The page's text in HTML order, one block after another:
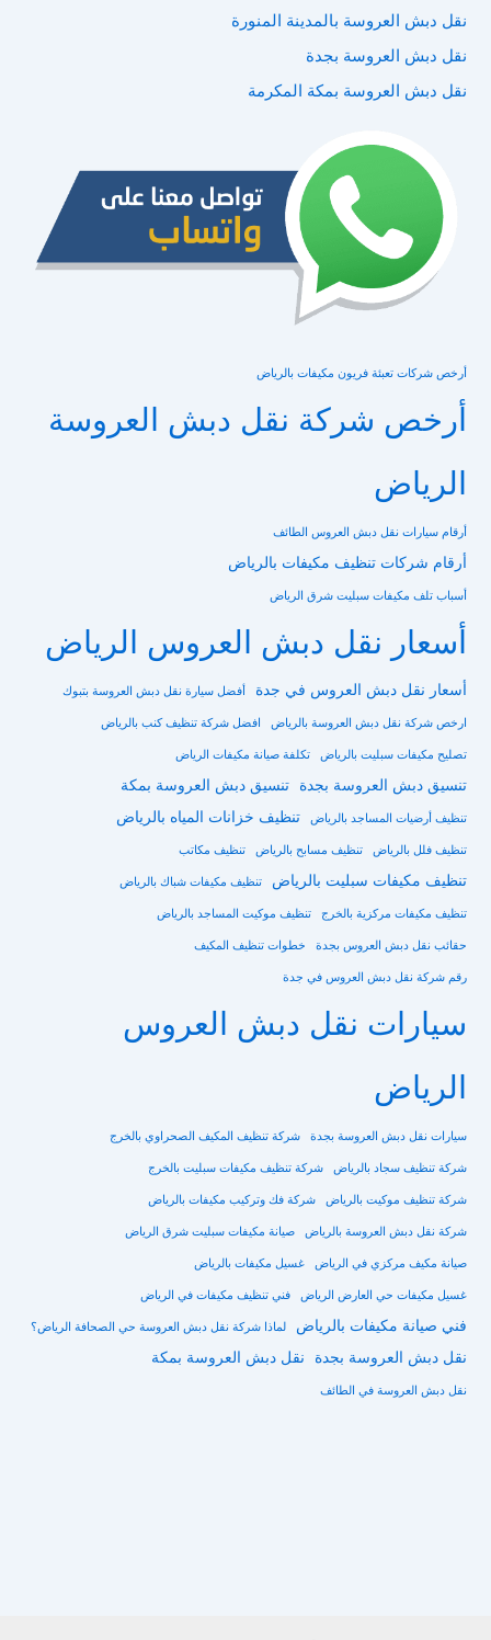
نقل دبش العروسة بالمدينة المنورة
نقل دبش العروسة بجدة
نقل دبش العروسة بمكة المكرمة
أرخص شركات تعبئة فريون مكيفات بالرياض
أرخص شركة نقل دبش العروسة
الرياض
أرقام سيارات نقل دبش العروس الطائف
أرقام شركات تنظيف مكيفات بالرياض
أسباب تلف مكيفات سبليت شرق الرياض
أسعار نقل دبش العروس الرياض
أسعار نقل دبش العروس في جدة أفضل سيارة نقل دبش العروسة بتبوك
ارخص شركة نقل دبش العروسة بالرياض افضل شركة تنظيف كنب بالرياض
تصليح مكيفات سبليت بالرياض تكلفة صيانة مكيفات الرياض
تنسيق دبش العروسة بجدة تنسيق دبش العروسة بمكة
تنظيف أرضيات المساجد بالرياض تنظيف خزانات المياه بالرياض
تنظيف فلل بالرياض تنظيف مسابح بالرياض تنظيف مكاتب
تنظيف مكيفات سبليت بالرياض تنظيف مكيفات شباك بالرياض
تنظيف مكيفات مركزية بالخرج تنظيف موكيت المساجد بالرياض
حقائب نقل دبش العروس بجدة خطوات تنظيف المكيف
رقم شركة نقل دبش العروس في جدة
سيارات نقل دبش العروس
الرياض
سيارات نقل دبش العروسة بجدة شركة تنظيف المكيف الصحراوي بالخرج
شركة تنظيف سجاد بالرياض شركة تنظيف مكيفات سبليت بالخرج
شركة تنظيف موكيت بالرياض شركة فك وتركيب مكيفات بالرياض
شركة نقل دبش العروسة بالرياض صيانة مكيفات سبليت شرق الرياض
صيانة مكيف مركزي في الرياض غسيل مكيفات بالرياض
غسيل مكيفات حي العارض الرياض فني تنظيف مكيفات في الرياض
فني صيانة مكيفات بالرياض لماذا شركة نقل دبش العروسة حي الصحافة الرياض؟
نقل دبش العروسة بجدة نقل دبش العروسة بمكة
نقل دبش العروسة في الطائف